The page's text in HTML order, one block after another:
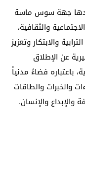
جهة سوس ماسة
والثقافية،
والابتكار وتعزيز
عن الإطلاق
باعتباره فضاءً مدنياً
والخبرات والطاقات
والإبداع والإنسان.